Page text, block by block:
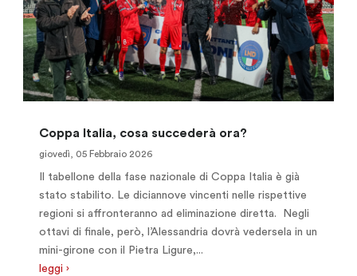
Coppa Italia, cosa succederà ora?
giovedì, 05 Febbraio 2026
Il tabellone della fase nazionale di Coppa Italia è già
stato stabilito. Le diciannove vincenti nelle rispettive
regioni si affronteranno ad eliminazione diretta. Negli
ottavi di finale, però, l’Alessandria dovrà vedersela in un
mini-girone con il Pietra Ligure,...
leggi ›